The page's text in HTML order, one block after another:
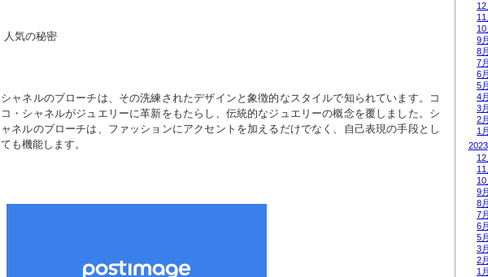
人気の秘密
シャネルのブローチは、その洗練されたデザインと象徴的なスタイルで知られています。コ
コ・シャネルがジュエリーに革新をもたらし、伝統的なジュエリーの概念を覆しました。シ
ャネルのブローチは、ファッションにアクセントを加えるだけでなく、自己表現の手段とし
ても機能します。
12
11
10
9月
8月
7月
6月
5月
4月
3月
2月
1月
2023
12
11
10
9月
8月
7月
6月
5月
3月
2月
1月